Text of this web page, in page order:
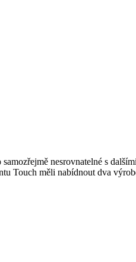
nesrovnatelné s
Touch měli nabídnout dva